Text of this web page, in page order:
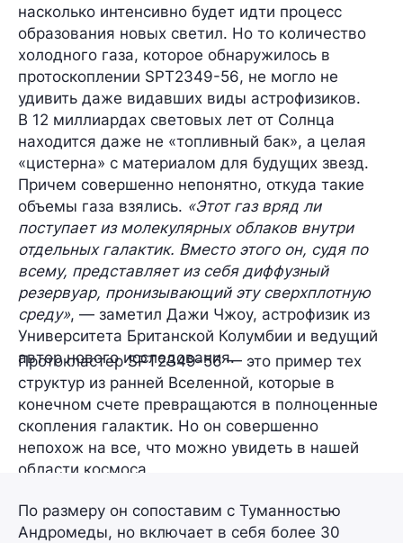
насколько интенсивно будет идти процесс
образования новых светил. Но то количество
холодного газа, которое обнаружилось в
протоскоплении SPT2349-56, не могло не
удивить даже видавших виды астрофизиков.
В 12 миллиардах световых лет от Солнца
находится даже не «топливный бак», а целая
«цистерна» с материалом для будущих звезд.
Причем совершенно непонятно, откуда такие
объемы газа взялись. «Этот газ вряд ли
поступает из молекулярных облаков внутри
отдельных галактик. Вместо этого он, судя по
всему, представляет из себя диффузный
резервуар, пронизывающий эту сверхплотную
среду», — заметил Дажи Чжоу, астрофизик из
Университета Британской Колумбии и ведущий
автор нового исследования.
Протокластер SPT2349-56 — это пример тех
структур из ранней Вселенной, которые в
конечном счете превращаются в полноценные
скопления галактик. Но он совершенно
непохож на все, что можно увидеть в нашей
области космоса.
По размеру он сопоставим с Туманностью
Андромеды, но включает в себя более 30